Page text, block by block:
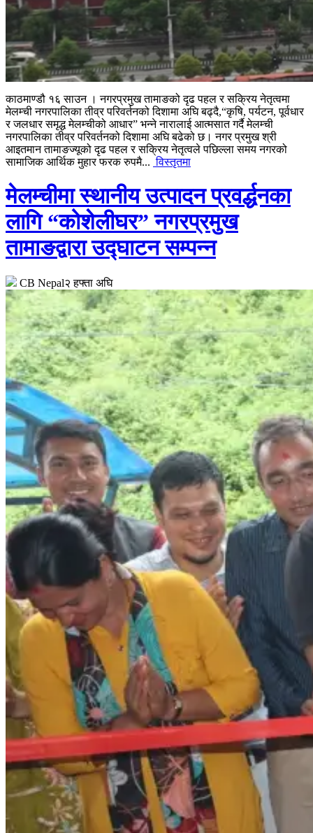
काठमाण्डौ १६ साउन । नगरप्रमुख तामाङको दृढ पहल र सक्रिय नेतृत्वमा
मेलम्ची नगरपालिका तीव्र परिवर्तनको दिशामा अघि बढ्दै,“कृषि, पर्यटन, पूर्वधार
र जलधार समृद्ध मेलम्चीको आधार” भन्ने नारालाई आत्मसात गर्दै मेलम्ची
नगरपालिका तीव्र परिवर्तनको दिशामा अघि बढेको छ। नगर प्रमुख श्री
आइतमान तामाङज्यूको दृढ पहल र सक्रिय नेतृत्वले पछिल्ला समय नगरको
सामाजिक आर्थिक मुहार फरक रुपमै... विस्तृतमा
मेलम्चीमा स्थानीय उत्पादन प्रवर्द्धनका
लागि “कोशेलीघर” नगरप्रमुख
तामाङद्वारा उद्घाटन सम्पन्न
CB Nepal२ हफ्ता अघि